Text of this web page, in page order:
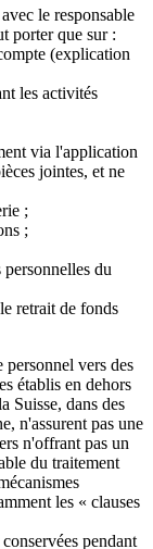
le responsable
porter que sur :
(explication
les activités
via l'application
jointes, et ne
;
;
du
retrait de fonds
personnel vers des
établis en dehors
Suisse, dans des
n'assurent pas une
n'offrant pas un
du traitement
les « clauses
pendant